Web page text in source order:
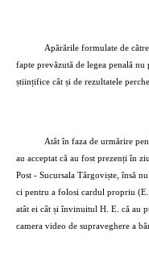
Apărările formulate de
fapte prevăzută de legea penală
științifice cât și de rezultatele
Atât în faza de urmărire
au acceptat că au fost prezenți în
Post - Sucursala Târgoviște, însă
ci pentru a folosi cardul propriu (E.
atât ei cât și învinuitul H. E. că au
camera video de supraveghere a